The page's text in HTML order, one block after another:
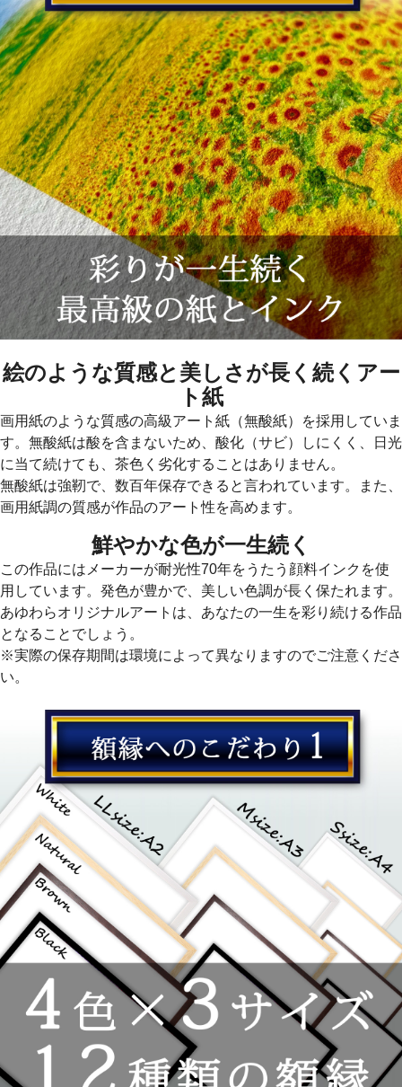
絵のような質感と美しさが長く続くアー
ト紙
画用紙のような質感の高級アート紙（無酸紙）を採用していま
す。無酸紙は酸を含まないため、酸化（サビ）しにくく、日光
に当て続けても、茶色く劣化することはありません。
無酸紙は強靭で、数百年保存できると言われています。また、
画用紙調の質感が作品のアート性を高めます。
鮮やかな色が一生続く
この作品にはメーカーが耐光性70年をうたう顔料インクを使
用しています。発色が豊かで、美しい色調が長く保たれます。
あゆわらオリジナルアートは、あなたの一生を彩り続ける作品
となることでしょう。
※実際の保存期間は環境によって異なりますのでご注意くださ
い。